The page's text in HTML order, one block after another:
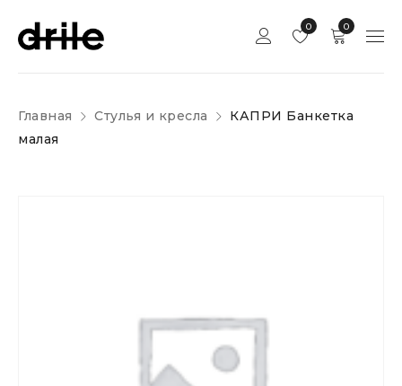
0
0
Главная Стулья и кресла
КАПРИ Банкетка
малая